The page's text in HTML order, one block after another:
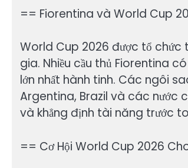
== Fiorentina và World Cup
World Cup 2026 được tổ chức
gia. Nhiều cầu thủ Fiorentina
lớn nhất hành tinh. Các ngôi
Argentina, Brazil và các nước
và khẳng định tài năng trước
== Cơ Hội World Cup 2026